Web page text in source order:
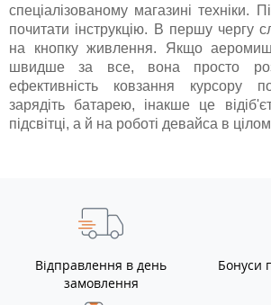
спеціалізованому магазині техніки.
почитати інструкцію. В першу чергу
на кнопку живлення. Якщо
швидше за все, вона просто
ефективність ковзання курсору
зарядіть батарею, інакше це
підсвітці, а й на роботі девайса в
Відправлення в день
замовлення
Бонуси